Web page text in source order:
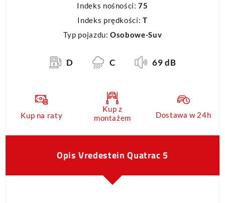
Indeks nośności:75
Indeks prędkości: T
Typ pojazdu:Osobowe-Suv
D C 69 dB
Kup na raty
Kup z
montażem
Dostawa w 24h
Opis Vredestein Quatrac 5